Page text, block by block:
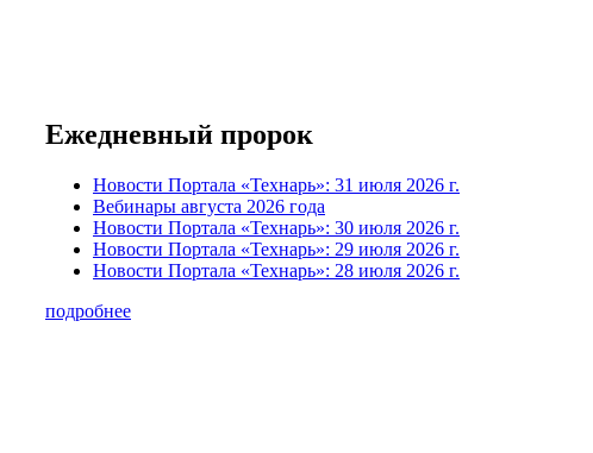
Ежедневный пророк
Новости Портала «Технарь»: 31 июля 2026 г.
Вебинары августа 2026 года
Новости Портала «Технарь»: 30 июля 2026 г.
Новости Портала «Технарь»: 29 июля 2026 г.
Новости Портала «Технарь»: 28 июля 2026 г.
подробнее